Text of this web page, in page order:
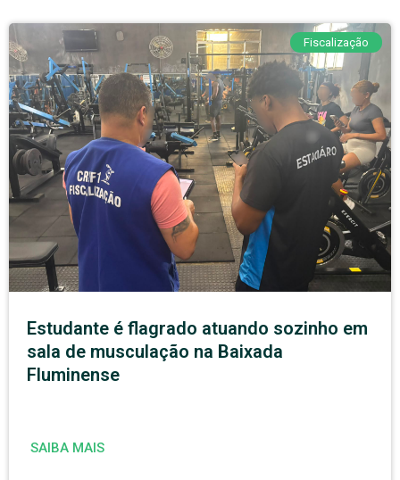
Fiscalização
Estudante é flagrado atuando sozinho em
sala de musculação na Baixada
Fluminense
SAIBA MAIS